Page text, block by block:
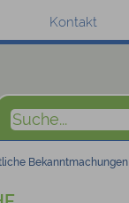
Kontakt
Bekanntmachungen